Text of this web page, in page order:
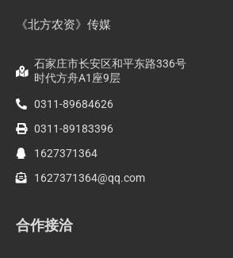
《北方农资》传媒
石家庄市长安区和平东路336号
时代方舟A1座9层
0311-89684626
0311-89183396
1627371364
1627371364@qq.com
合作接洽